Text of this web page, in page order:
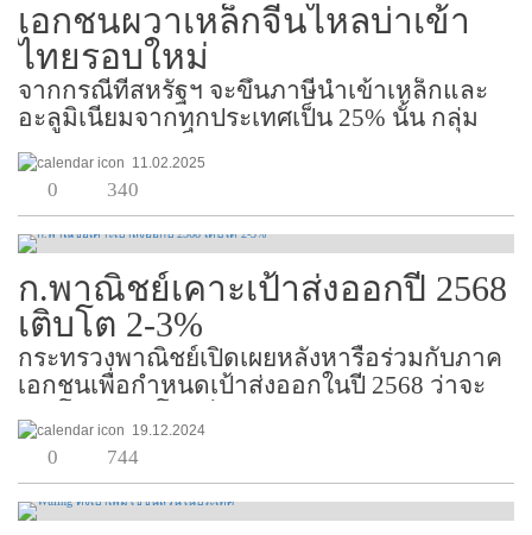
เอกชนผวาเหล็กจีนไหลบ่าเข้า
ไทยรอบใหม่
จากกรณีที่สหรัฐฯ จะขึ้นภาษีนำเข้าเหล็กและ
อะลูมิเนียมจากทุกประเทศเป็น 25% นั้น กลุ่ม
อุตสาหกรรมเหล็ก สภาอุตสาหกรรมแห่ง
ประเทศไทย (ส.อ.ท.) มองว่าในระยะสั้นจะ
กระทบกับการส่งออกเหล็กของไทยไม่มากนัก
เนื่องจากในแต่ละปีไทยส่งออกเห...
11.02.2025
0 340
ก.พาณิชย์เคาะเป้าส่งออกปี 2568
เติบโต 2-3%
กระทรวงพาณิชย์เปิดเผยหลังหารือร่วมกับภาค
เอกชนเพื่อกำหนดเป้าส่งออกในปี 2568 ว่าจะ
เติบโต 2-3% โดยมีมูลค่าระหว่าง 3.05-3.08
แสนล้านดอลลาร์สหรัฐ ต่อเนื่องจากปี 2567 ที่
คาดว่าขยายตัว 5% จากเป้าที่ตั้งไว้ที่ 1-2% หรือ
คิดเป็นมู...
19.12.2024
0 744